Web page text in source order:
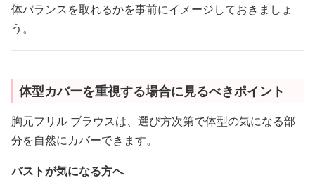
体バランスを取れるかを事前にイメージしておきましょ
う。
体型カバーを重視する場合に見るべきポイント
胸元フリル ブラウスは、選び方次第で体型の気になる部
分を自然にカバーできます。
バストが気になる方へ